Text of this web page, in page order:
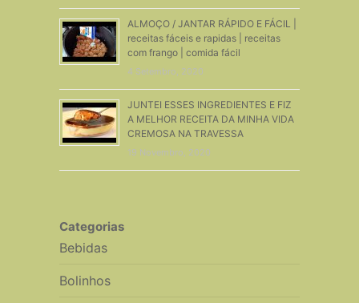
ALMOÇO / JANTAR RÁPIDO E FÁCIL |
receitas fáceis e rapidas | receitas
com frango | comida fácil
4 Setembro, 2020
JUNTEI ESSES INGREDIENTES E FIZ
A MELHOR RECEITA DA MINHA VIDA
CREMOSA NA TRAVESSA
19 Novembro, 2020
Categorias
Bebidas
Bolinhos